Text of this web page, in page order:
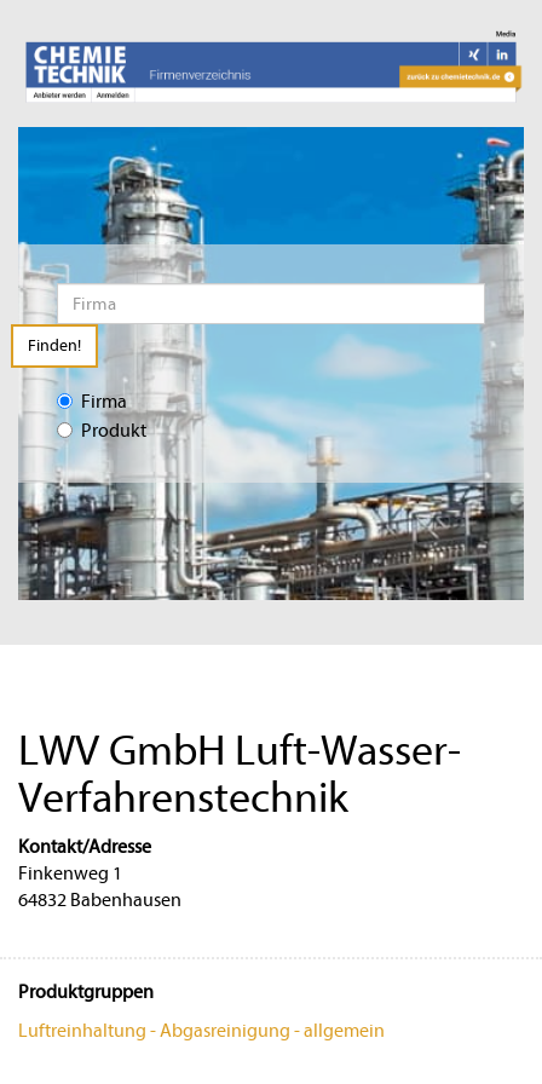
Finden!
Firma
Produkt
LWV GmbH Luft-Wasser-
Verfahrenstechnik
Kontakt/Adresse
Finkenweg 1
64832 Babenhausen
Produktgruppen
Luftreinhaltung - Abgasreinigung - allgemein